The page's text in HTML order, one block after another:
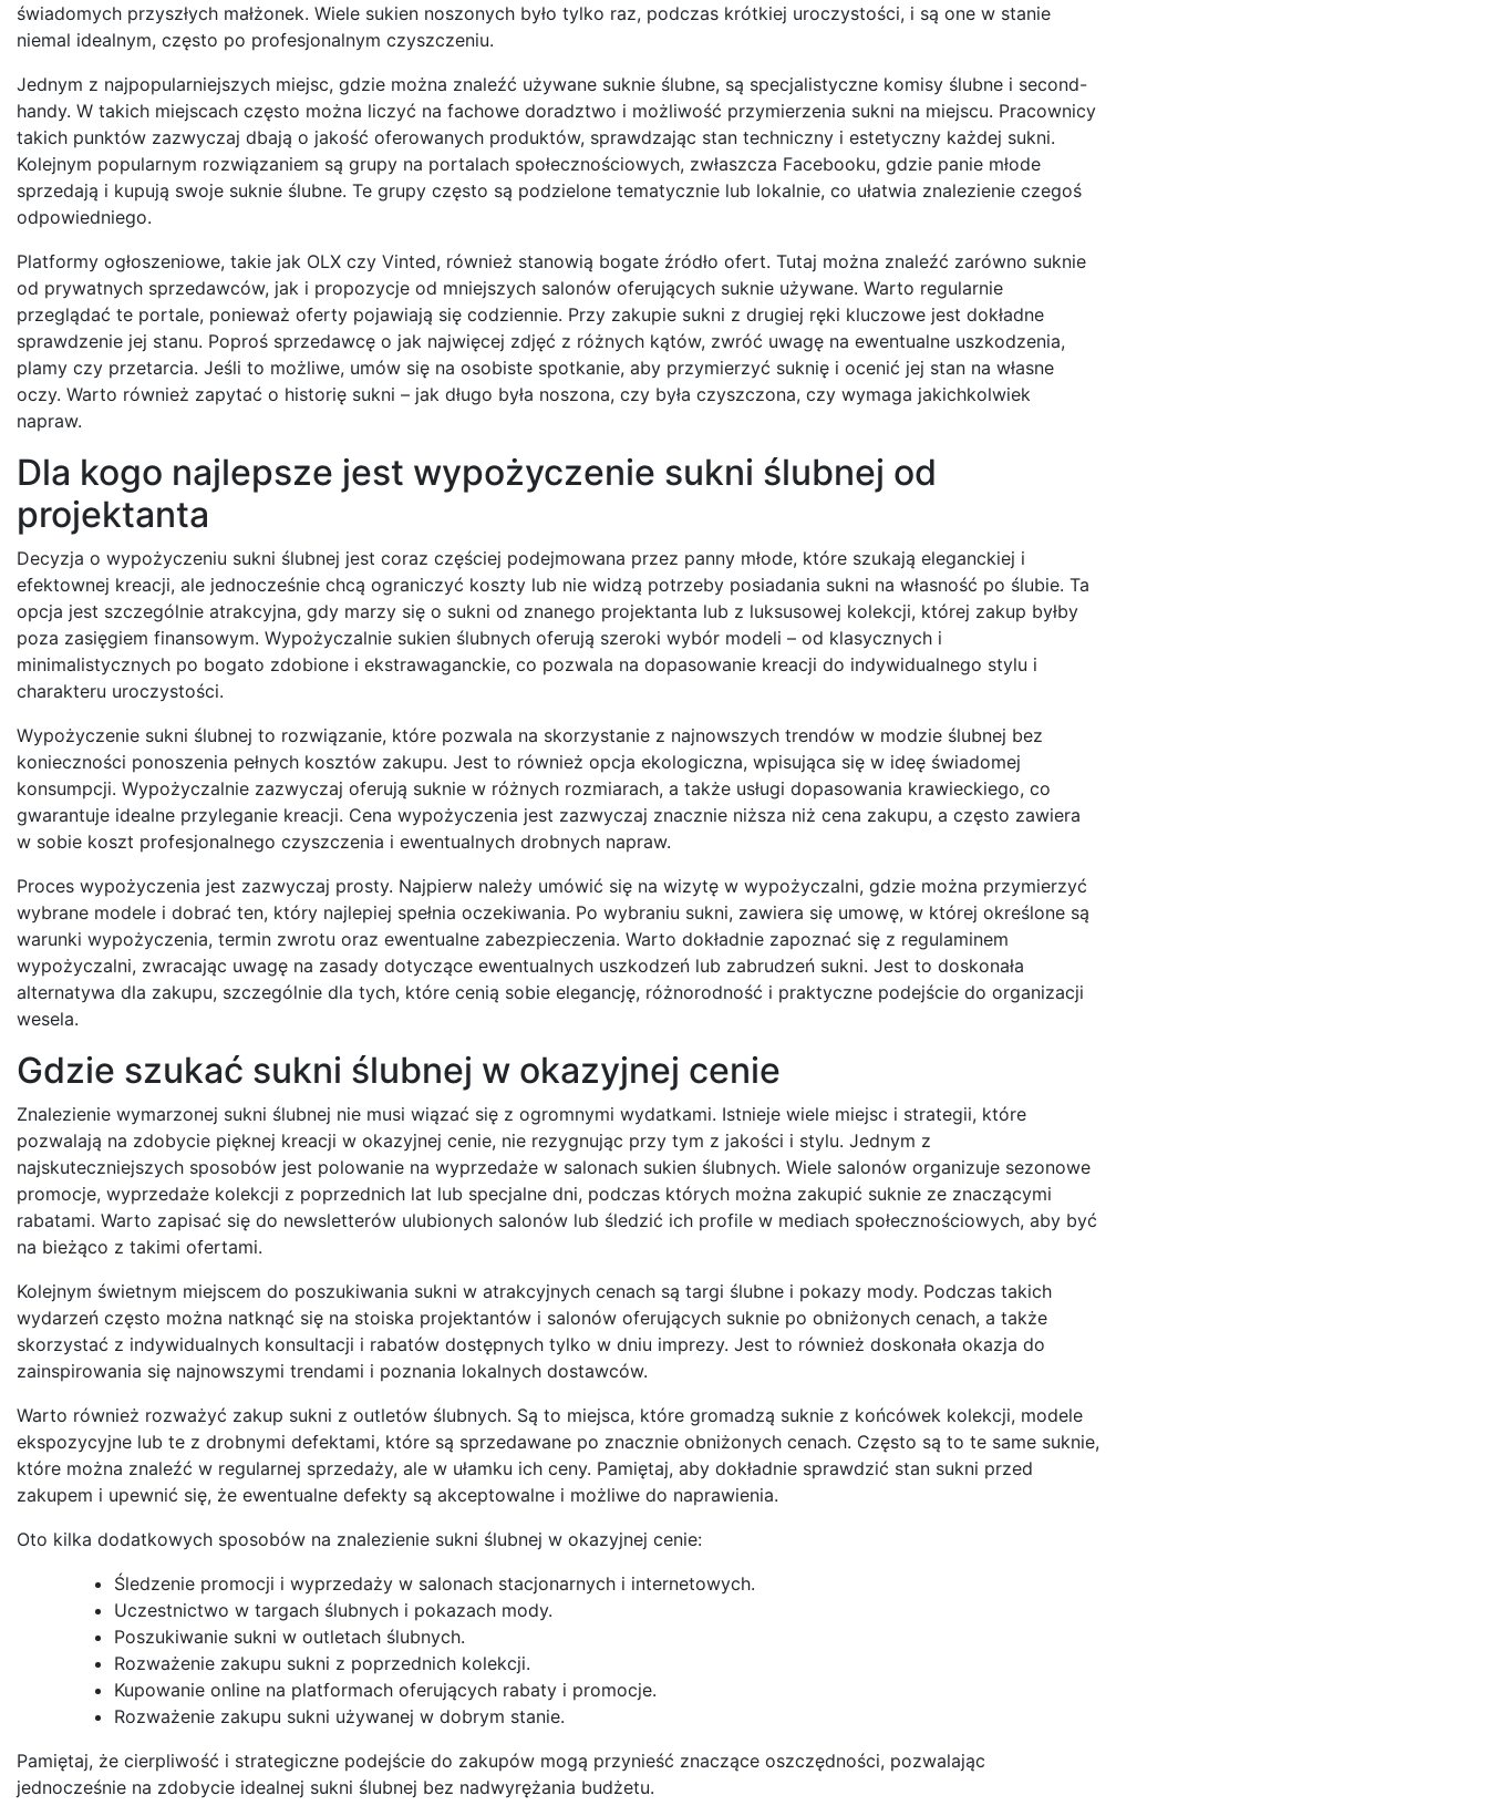
świadomych przyszłych małżonek. Wiele sukien noszonych było tylko raz, podczas krótkiej uroczystości, i są one w stanie
niemal idealnym, często po profesjonalnym czyszczeniu.
Jednym z najpopularniejszych miejsc, gdzie można znaleźć używane suknie ślubne, są specjalistyczne komisy ślubne i second-
handy. W takich miejscach często można liczyć na fachowe doradztwo i możliwość przymierzenia sukni na miejscu. Pracownicy
takich punktów zazwyczaj dbają o jakość oferowanych produktów, sprawdzając stan techniczny i estetyczny każdej sukni.
Kolejnym popularnym rozwiązaniem są grupy na portalach społecznościowych, zwłaszcza Facebooku, gdzie panie młode
sprzedają i kupują swoje suknie ślubne. Te grupy często są podzielone tematycznie lub lokalnie, co ułatwia znalezienie czegoś
odpowiedniego.
Platformy ogłoszeniowe, takie jak OLX czy Vinted, również stanowią bogate źródło ofert. Tutaj można znaleźć zarówno suknie
od prywatnych sprzedawców, jak i propozycje od mniejszych salonów oferujących suknie używane. Warto regularnie
przeglądać te portale, ponieważ oferty pojawiają się codziennie. Przy zakupie sukni z drugiej ręki kluczowe jest dokładne
sprawdzenie jej stanu. Poproś sprzedawcę o jak najwięcej zdjęć z różnych kątów, zwróć uwagę na ewentualne uszkodzenia,
plamy czy przetarcia. Jeśli to możliwe, umów się na osobiste spotkanie, aby przymierzyć suknię i ocenić jej stan na własne
oczy. Warto również zapytać o historię sukni – jak długo była noszona, czy była czyszczona, czy wymaga jakichkolwiek
napraw.
Dla kogo najlepsze jest wypożyczenie sukni ślubnej od
projektanta
Decyzja o wypożyczeniu sukni ślubnej jest coraz częściej podejmowana przez panny młode, które szukają eleganckiej i
efektownej kreacji, ale jednocześnie chcą ograniczyć koszty lub nie widzą potrzeby posiadania sukni na własność po ślubie. Ta
opcja jest szczególnie atrakcyjna, gdy marzy się o sukni od znanego projektanta lub z luksusowej kolekcji, której zakup byłby
poza zasięgiem finansowym. Wypożyczalnie sukien ślubnych oferują szeroki wybór modeli – od klasycznych i
minimalistycznych po bogato zdobione i ekstrawaganckie, co pozwala na dopasowanie kreacji do indywidualnego stylu i
charakteru uroczystości.
Wypożyczenie sukni ślubnej to rozwiązanie, które pozwala na skorzystanie z najnowszych trendów w modzie ślubnej bez
konieczności ponoszenia pełnych kosztów zakupu. Jest to również opcja ekologiczna, wpisująca się w ideę świadomej
konsumpcji. Wypożyczalnie zazwyczaj oferują suknie w różnych rozmiarach, a także usługi dopasowania krawieckiego, co
gwarantuje idealne przyleganie kreacji. Cena wypożyczenia jest zazwyczaj znacznie niższa niż cena zakupu, a często zawiera
w sobie koszt profesjonalnego czyszczenia i ewentualnych drobnych napraw.
Proces wypożyczenia jest zazwyczaj prosty. Najpierw należy umówić się na wizytę w wypożyczalni, gdzie można przymierzyć
wybrane modele i dobrać ten, który najlepiej spełnia oczekiwania. Po wybraniu sukni, zawiera się umowę, w której określone są
warunki wypożyczenia, termin zwrotu oraz ewentualne zabezpieczenia. Warto dokładnie zapoznać się z regulaminem
wypożyczalni, zwracając uwagę na zasady dotyczące ewentualnych uszkodzeń lub zabrudzeń sukni. Jest to doskonała
alternatywa dla zakupu, szczególnie dla tych, które cenią sobie elegancję, różnorodność i praktyczne podejście do organizacji
wesela.
Gdzie szukać sukni ślubnej w okazyjnej cenie
Znalezienie wymarzonej sukni ślubnej nie musi wiązać się z ogromnymi wydatkami. Istnieje wiele miejsc i strategii, które
pozwalają na zdobycie pięknej kreacji w okazyjnej cenie, nie rezygnując przy tym z jakości i stylu. Jednym z
najskuteczniejszych sposobów jest polowanie na wyprzedaże w salonach sukien ślubnych. Wiele salonów organizuje sezonowe
promocje, wyprzedaże kolekcji z poprzednich lat lub specjalne dni, podczas których można zakupić suknie ze znaczącymi
rabatami. Warto zapisać się do newsletterów ulubionych salonów lub śledzić ich profile w mediach społecznościowych, aby być
na bieżąco z takimi ofertami.
Kolejnym świetnym miejscem do poszukiwania sukni w atrakcyjnych cenach są targi ślubne i pokazy mody. Podczas takich
wydarzeń często można natknąć się na stoiska projektantów i salonów oferujących suknie po obniżonych cenach, a także
skorzystać z indywidualnych konsultacji i rabatów dostępnych tylko w dniu imprezy. Jest to również doskonała okazja do
zainspirowania się najnowszymi trendami i poznania lokalnych dostawców.
Warto również rozważyć zakup sukni z outletów ślubnych. Są to miejsca, które gromadzą suknie z końcówek kolekcji, modele
ekspozycyjne lub te z drobnymi defektami, które są sprzedawane po znacznie obniżonych cenach. Często są to te same suknie,
które można znaleźć w regularnej sprzedaży, ale w ułamku ich ceny. Pamiętaj, aby dokładnie sprawdzić stan sukni przed
zakupem i upewnić się, że ewentualne defekty są akceptowalne i możliwe do naprawienia.
Oto kilka dodatkowych sposobów na znalezienie sukni ślubnej w okazyjnej cenie:
Śledzenie promocji i wyprzedaży w salonach stacjonarnych i internetowych.
Uczestnictwo w targach ślubnych i pokazach mody.
Poszukiwanie sukni w outletach ślubnych.
Rozważenie zakupu sukni z poprzednich kolekcji.
Kupowanie online na platformach oferujących rabaty i promocje.
Rozważenie zakupu sukni używanej w dobrym stanie.
Pamiętaj, że cierpliwość i strategiczne podejście do zakupów mogą przynieść znaczące oszczędności, pozwalając
jednocześnie na zdobycie idealnej sukni ślubnej bez nadwyrężania budżetu.